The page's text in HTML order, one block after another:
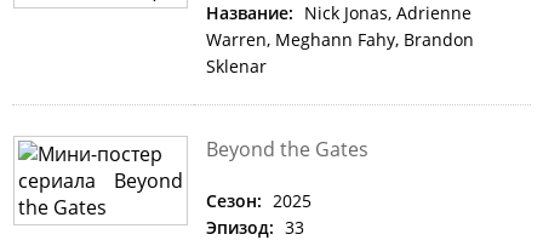
Название: Nick Jonas, Adrienne
Warren, Meghann Fahy, Brandon
Sklenar
Beyond the Gates
Сезон: 2025
Эпизод: 33